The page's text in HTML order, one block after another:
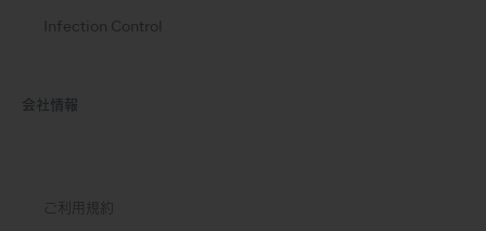
Infection Control
会社情報
ご利用規約